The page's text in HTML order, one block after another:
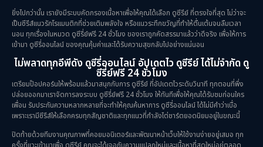
ยิ่งไปกว่านั้น เรายังมีระบบคัดกรองเนื้อหาเพื่อให้คุณได้เลือก ดูซีรีย์ ที่ตรงใจที่สุด ไม่ว่าจะ
เป็นซีรีส์แนวรักโรแมนติกที่ช่วยเติมพลังใจ หรือแนวระทึกขวัญที่ทำให้ตื่นเต้นจนลืมเวลา
นอน ทุกเรื่องในหมวด ดูซีรี่ย์ฟรี 24 ชั่วโมง ของเราถูกคัดสรรมาแล้วว่าดีจริง เพื่อให้การ
เข้ามา ดูซีรี่ออนไลน์ ของคุณคุ้มค่าและได้รับความสุขกลับไปอย่างแน่นอน
ไม่พลาดทุกอีพีดัง ดูซีรี่ออนไลน์ อัปเดตไว ดูซีรีย์ ได้ไม่จำกัด ดู
ซีรี่ย์ฟรี 24 ชั่วโมง
เตรียมป๊อปคอร์นให้พร้อมแล้วมาสนุกกับการ ดูซีรีย์ ที่อัปเดตไวระดับวินาที ทุกตอนที่พึ่ง
ปล่อยออกมาเราจัดการลงระบบ ดูซีรี่ย์ฟรี 24 ชั่วโมง ให้ทันทีเพื่อให้คุณได้รับชมก่อนใคร
เพื่อน รับประกันความหลากหลายที่จะทำให้คุณค้นหาการ ดูซีรี่ออนไลน์ ได้ไม่มีคำว่าเบื่อ
เพราะเรามีซีรีส์ให้เลือกครบทุกสัญชาติและทุกแนวที่กำลังไต่ชาร์ตยอดนิยมอยู่ในขณะนี้
ปิดท้ายด้วยทีมงานคุณภาพที่คอยมอนิเตอร์และพัฒนาหน้าเว็บให้ใช้งานง่ายอยู่เสมอ ทุก